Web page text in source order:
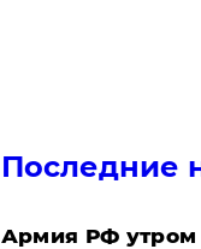
Последние
Армия РФ утром